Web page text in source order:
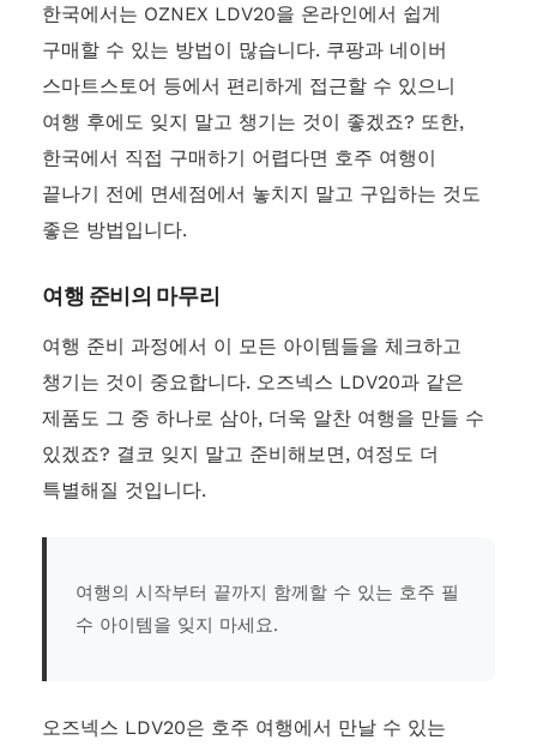
한국에서는 OZNEX LDV20을 온라인에서 쉽게
구매할 수 있는 방법이 많습니다. 쿠팡과 네이버
스마트스토어 등에서 편리하게 접근할 수 있으니
여행 후에도 잊지 말고 챙기는 것이 좋겠죠? 또한,
한국에서 직접 구매하기 어렵다면 호주 여행이
끝나기 전에 면세점에서 놓치지 말고 구입하는 것도
좋은 방법입니다.
여행 준비의 마무리
여행 준비 과정에서 이 모든 아이템들을 체크하고
챙기는 것이 중요합니다. 오즈넥스 LDV20과 같은
제품도 그 중 하나로 삼아, 더욱 알찬 여행을 만들 수
있겠죠? 결코 잊지 말고 준비해보면, 여정도 더
특별해질 것입니다.
여행의 시작부터 끝까지 함께할 수 있는 호주 필
수 아이템을 잊지 마세요.
오즈넥스 LDV20은 호주 여행에서 만날 수 있는